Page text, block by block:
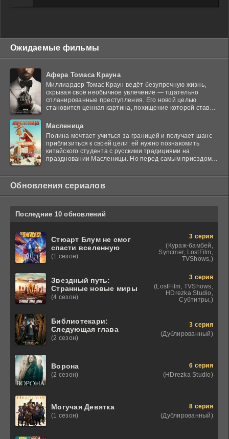
Ожидаемые фильмы
Афера Томаса Крауна
Миллиардер Томас Краун ведёт безупречную жизнь,
скрывая своё необычное увлечение — тщательно
спланированные преступления. Его новой целью
становится ценная картина, похищение которой ставит
Масленица
Полина мечтает учиться за границей и получает шанс
приблизиться к своей цели: ей нужно познакомить
китайского студента с русскими традициями на
праздновании Масленицы. Но перед самым приездом
Обновления сериалов
Последние 10 обновлений
Стюарт Блум не смог
спасти вселенную
(1 сезон)
3 серия
(Кураж-бамбей,
Syncmer, LostFilm,
TVShows,)
Звездный путь:
Странные новые миры
(4 сезон)
3 серия
(LostFilm, TVShows,
HDrezka Studio,
Субтитры,)
Библиотекари:
Следующая глава
(2 сезон)
3 серия
(Дублированный)
Ворона
(2 сезон)
6 серия
(HDrezka Studio)
Могучая Девятка
(1 сезон)
8 серия
(Дублированный)